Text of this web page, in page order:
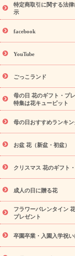
ペーン
「きょう誕
探す
誕生日フラ
日フラワーギフト商品
の誕生花(トルコキキ
トギフト
用途から探す
一覧
お祝い
祝い・長寿祝い
プ
元・暑中見舞い
敬
十九日法要以降に贈る
トギフト
お供え
お盆（新盆・初盆）
寄せギフト
ビジネ
プリザーブドフラワ
花束
スタンド花
蘭・花鉢
ミディ胡
の青色胡蝶蘭
観
ドフラワー
お祝い
ミオーダー
プチ
のeギフト
花キュ
オレンジ
レッド
特定商取引に関する法
示
facebook
YouTube
ごっこランド
母の日 花のギフト・プ
特集は花キューピット
母の日おすすめランキン
お盆 花（新盆・初盆）
クリスマス 花のギフト
成人の日に贈る花
フラワーバレンタイン
プレゼント
卒園卒業・入園入学祝